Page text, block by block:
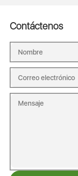
Contáctenos